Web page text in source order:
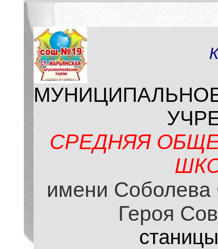
СРЕДНЯЯ
имени Соболева
Героя